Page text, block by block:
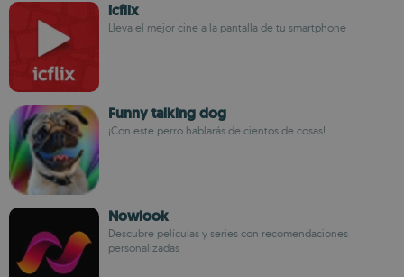
icflix
Lleva el mejor cine a la pantalla de tu smartphone
Funny talking dog
¡Con este perro hablarás de cientos de cosas!
Nowlook
Descubre películas y series con recomendaciones
personalizadas